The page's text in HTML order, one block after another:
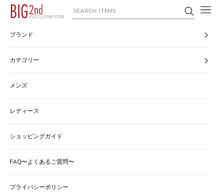
コンテンツへスキップ
ヴィンテージ古着のオンライン通販なら【公式】古着屋BIG2nd
ブランド
カテゴリー
メンズ
レディース
ショッピングガイド
FAQ〜よくあるご質問〜
プライバシーポリシー